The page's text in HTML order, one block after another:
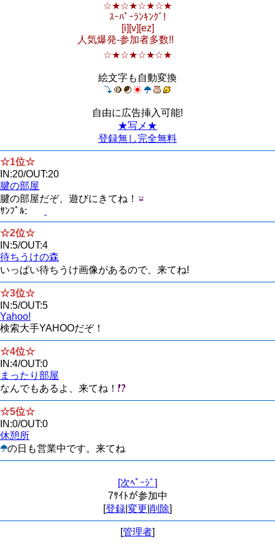
☆★☆★☆★☆★
ｽｰﾊﾟｰﾗﾝｷﾝｸﾞ!
[i][v][ez]
人気爆発-参加者多数!!
☆★☆★☆★☆★
絵文字も自動変換
自由に広告挿入可能!
★写メ★
登録無し完全無料
☆1位☆
IN:20/OUT:20
腱の部屋
腱の部屋だぞ、遊びにきてね！
ｻﾝﾌﾟﾙ:
☆2位☆
IN:5/OUT:4
待ちうけの森
いっぱい待ちうけ画像があるので、来てね!
☆3位☆
IN:5/OUT:5
Yahoo!
検索大手YAHOOだぞ！
☆4位☆
IN:4/OUT:0
まったり部屋
なんでもあるよ、来てね！
☆5位☆
IN:0/OUT:0
休憩所
の日も営業中です。来てね
[次ﾍﾟｰｼﾞ]
7ｻｲﾄが参加中
[登録 変更 削除]
[管理者]